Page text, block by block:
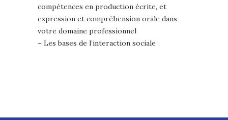
compétences en production écrite, et
expression et compréhension orale dans
votre domaine professionnel
– Les bases de l’interaction sociale